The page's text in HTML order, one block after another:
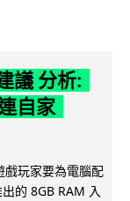
議 分析:
自家
玩家要為電腦配
的 8GB RAM 入